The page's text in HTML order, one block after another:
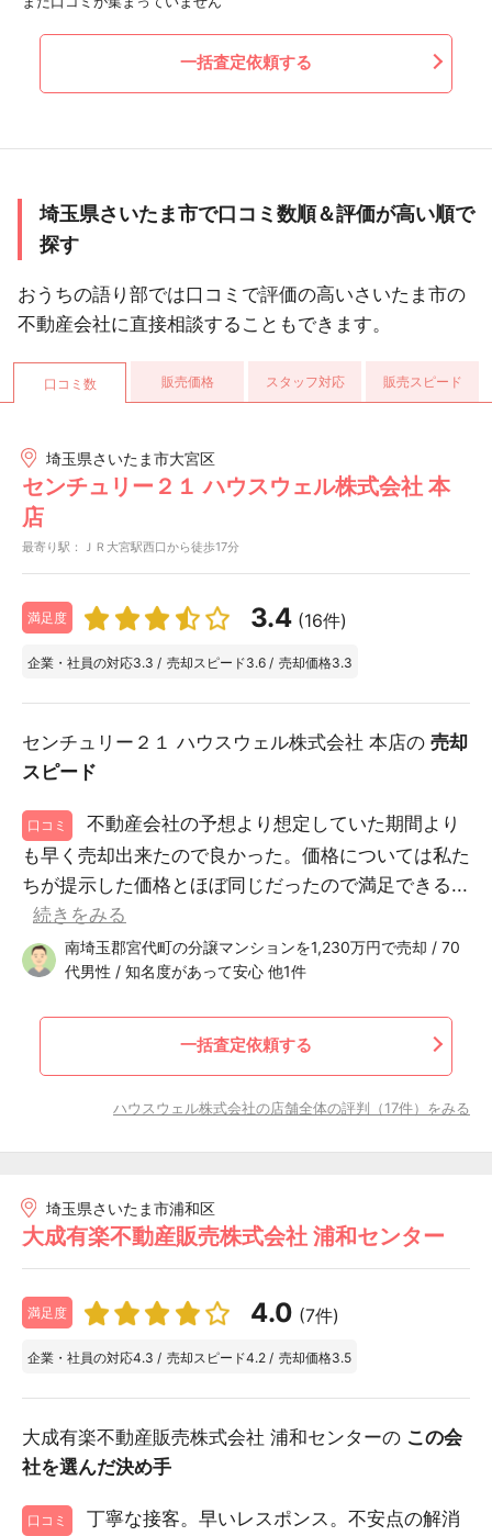
一括査定依頼する
埼玉県さいたま市で口コミ数順＆評価が高い順で
探す
おうちの語り部では口コミで評価の高いさいたま市の
不動産会社に直接相談することもできます。
口コミ数 販売価格 スタッフ対応 販売スピード
埼玉県さいたま市大宮区
センチュリー２１ ハウスウェル株式会社 本
店
最寄り駅：ＪＲ大宮駅西口から徒歩17分
満足度 3.4 (16件)
企業・社員の対応3.3 / 売却スピード3.6 / 売却価格3.3
センチュリー２１ ハウスウェル株式会社 本店の 売却
スピード
口コミ
不動産会社の予想より想定していた期間より
も早く売却出来たので良かった。価格については私た
ちが提示した価格とほぼ同じだったので満足できる...
続きをみる
南埼玉郡宮代町の分譲マンションを1,230万円で売却 / 70
代男性 / 知名度があって安心 他1件
一括査定依頼する
ハウスウェル株式会社の店舗全体の評判（17件）をみる
埼玉県さいたま市浦和区
大成有楽不動産販売株式会社 浦和センター
満足度 4.0 (7件)
企業・社員の対応4.3 / 売却スピード4.2 / 売却価格3.5
大成有楽不動産販売株式会社 浦和センターの この会
社を選んだ決め手
口コミ
丁寧な接客。早いレスポンス。不安点の解消